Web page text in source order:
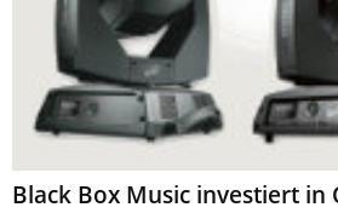
Black Box Music investiert in